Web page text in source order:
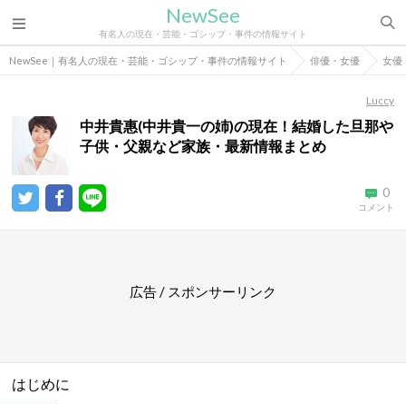
NewSee
有名人の現在・芸能・ゴシップ・事件の情報サイト
NewSee｜有名人の現在・芸能・ゴシップ・事件の情報サイト 俳優・女優 女優
Luccy
中井貴惠(中井貴一の姉)の現在！結婚した旦那や
子供・父親など家族・最新情報まとめ
0
コメント
広告 / スポンサーリンク
はじめに